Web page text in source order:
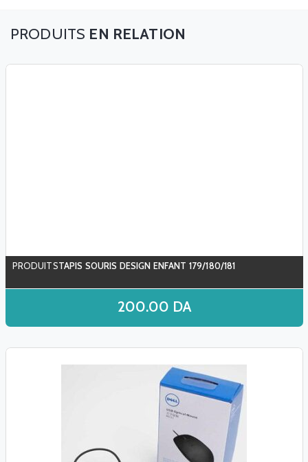
EN RELATION
TAPIS SOURIS DESIGN ENFANT 179/180/181
200.00 DA